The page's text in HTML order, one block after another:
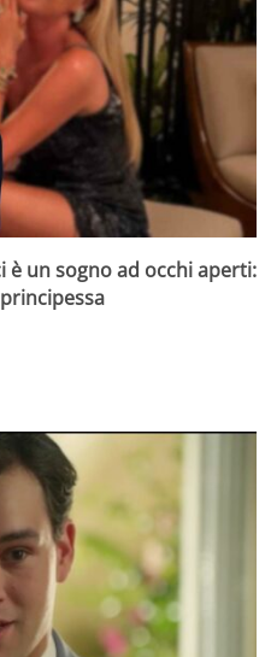
è un sogno ad occhi aperti: